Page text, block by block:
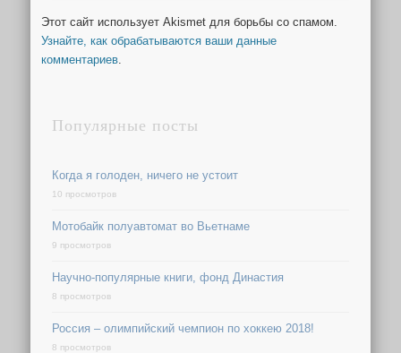
Этот сайт использует Akismet для борьбы со спамом.
Узнайте, как обрабатываются ваши данные
комментариев
Популярные посты
Когда я голоден, ничего не устоит
10 просмотров
Мотобайк полуавтомат во Вьетнаме
9 просмотров
Научно-популярные книги, фонд Династия
8 просмотров
Россия – олимпийский чемпион по хоккею 2018!
8 просмотров